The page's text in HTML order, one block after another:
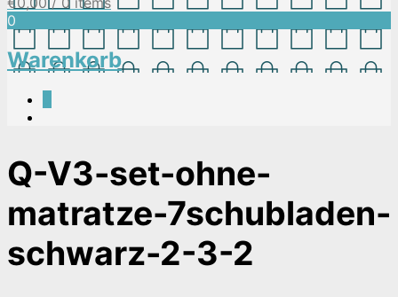
0
Warenkorb
Q-V3-set-ohne-
matratze-7schubladen-
schwarz-2-3-2